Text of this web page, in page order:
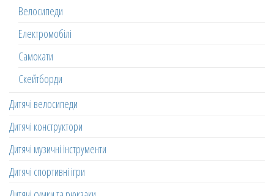
Велосипеди
Електромобілі
Самокати
Скейтборди
Дитячі велосипеди
Дитячі конструктори
Дитячі музичні інструменти
Дитячі спортивні ігри